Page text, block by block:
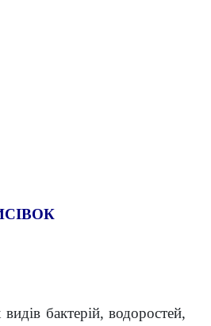
бактерій, водоростей,